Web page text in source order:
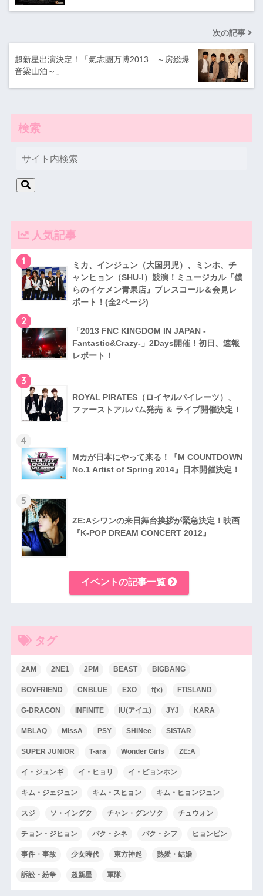
次の記事
超新星出演決定！「氣志團万博2013 ～房総爆
音梁山泊～」
検索
人気記事
1
ミカ、インジュン（大国男児）、ミンホ、チ
ャンヒョン（SHU-I）競演！ミュージカル『僕
らのイケメン青果店』プレスコール＆会見レ
ポート！(全2ページ)
2
「2013 FNC KINGDOM IN JAPAN -
Fantastic&Crazy-」2Days開催！初日、速報
レポート！
3
RO​YAL PIRATES（ロイヤルパイレーツ）、
ファ​ーストアルバム発売 ＆ ライブ開催決定！
4
Mカが日本にやって来る！『M COUNTDOWN
No.1 Artist of Spring 2014』日本開催​決定！
5
ZE:Aシワンの来日舞台挨拶が緊急決定！映画
『K-POP DREAM CONCERT 2012』
イベントの記事一覧
タグ
2AM 2NE1 2PM BEAST BIGBANG
BOYFRIEND CNBLUE EXO f(x) FTISLAND
G-DRAGON INFINITE IU(アイユ) JYJ KARA
MBLAQ MissA PSY SHINee SISTAR
SUPER JUNIOR T-ara Wonder Girls ZE:A
イ・ジュンギ イ・ヒョリ イ・ビョンホン
キム・ジェジュン キム・スヒョン キム・ヒョンジュン
スジ ソ・イングク チャン・グンソク チュウォン
チョン・ジヒョン パク・シネ パク・シフ ヒョンビン
事件・事故 少女時代 東方神起 熱愛・結婚
訴訟・紛争 超新星 軍隊